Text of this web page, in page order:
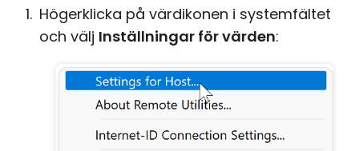
Högerklicka på värdikonen i systemfältet
och välj Inställningar för värden: